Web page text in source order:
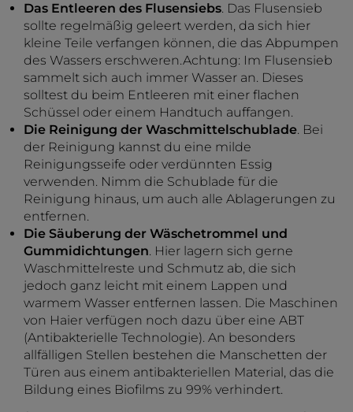
Das Entleeren des Flusensiebs. Das Flusensieb
sollte regelmäßig geleert werden, da sich hier
kleine Teile verfangen können, die das Abpumpen
des Wassers erschweren.Achtung: Im Flusensieb
sammelt sich auch immer Wasser an. Dieses
solltest du beim Entleeren mit einer flachen
Schüssel oder einem Handtuch auffangen.
Die Reinigung der Waschmittelschublade. Bei
der Reinigung kannst du eine milde
Reinigungsseife oder verdünnten Essig
verwenden. Nimm die Schublade für die
Reinigung hinaus, um auch alle Ablagerungen zu
entfernen.
Die Säuberung der Wäschetrommel und
Gummidichtungen. Hier lagern sich gerne
Waschmittelreste und Schmutz ab, die sich
jedoch ganz leicht mit einem Lappen und
warmem Wasser entfernen lassen. Die Maschinen
von Haier verfügen noch dazu über eine ABT
(Antibakterielle Technologie). An besonders
allfälligen Stellen bestehen die Manschetten der
Türen aus einem antibakteriellen Material, das die
Bildung eines Biofilms zu 99% verhindert.